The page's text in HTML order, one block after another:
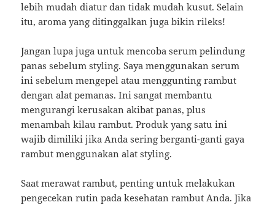
lebih mudah diatur dan tidak mudah kusut. Selain
itu, aroma yang ditinggalkan juga bikin rileks!
Jangan lupa juga untuk mencoba serum pelindung
panas sebelum styling. Saya menggunakan serum
ini sebelum mengepel atau menggunting rambut
dengan alat pemanas. Ini sangat membantu
mengurangi kerusakan akibat panas, plus
menambah kilau rambut. Produk yang satu ini
wajib dimiliki jika Anda sering berganti-ganti gaya
rambut menggunakan alat styling.
Saat merawat rambut, penting untuk melakukan
pengecekan rutin pada kesehatan rambut Anda. Jika